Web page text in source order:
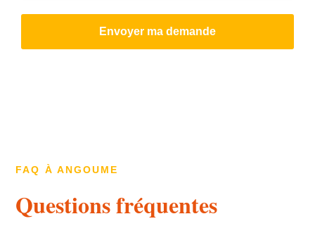
Envoyer ma demande
FAQ À ANGOUME
Questions fréquentes